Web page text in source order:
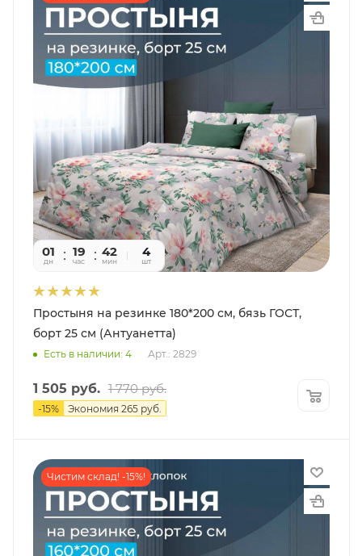
01
дн
19
час
42
мин
29
сек
4
шт
Простыня на резинке 180*200 см, бязь ГОСТ,
борт 25 см (Антуанетта)
Есть в наличии: 4 Арт.: 2829
1 505 руб. 1 770руб.
-15% Экономия 265 руб.
Чистим склад! -15%!